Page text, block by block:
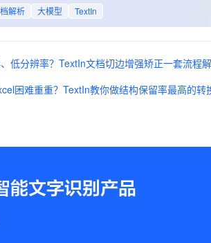
解析 大模型 TextIn
低分辨率？TextIn文档切边增强矫正一套流程
困难重重？TextIn教你做结构保留率最高的转